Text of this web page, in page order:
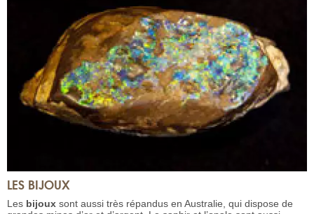
LES BIJOUX
Les bijoux sont aussi très répandus en Australie, qui dispose de